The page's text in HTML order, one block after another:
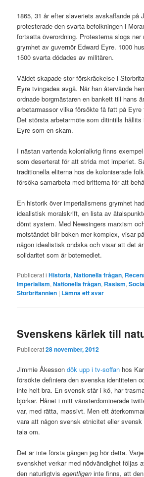
1865, 31 år efter slaveriets avskaffande på
protesterade den svarta befolkningen i
fortsatta överordning. Protesterna slogs ner
grymhet av guvernör Edward Eyre. 1000
1500 svarta dödades av militären.
Våldet skapade stor förskräckelse i
Eyre tvingades avgå. När han återvände
ordnade borgmästaren en bankett till hans
arbetarmassor vilka försökte få fatt på
Det största arbetarmöte som ditintills hållits
Eyre som en skam.
I nästan vartenda kolonialkrig finns
som deserterat för att strida mot imperiet.
traditionella eliterna hos de koloniserade
försöka samarbeta med britterna för att
En historik över imperialismens grymhet
idealistisk moralskrift, en lista av
dömt system. Med Newsingers marxism
motståndet blir boken mer komplex, visar
någon idealistisk ondska och visar att det
solidaritet som är botemedlet.
Publicerat i Historia,Nationella frågan,
Imperialism,Nationella frågan, Rasism,
Storbritannien | Lämna ett svar
Svenskens kärlek till
Publicerat28 november, 2012
Jimmie Åkessondök upp i tv-soffan hos
försökte definiera den svenska identiteten
inte helt bra. En svensk står i kö, har
björkar. Hånet i mitt vänsterdominerade
var, med rätta, massivt. Men ett
vara att någon svensk etnicitet eller
tala om.
Det är inte första gången jag hör detta.
svenskhet verkar med nödvändighet följas
den naturligtvisegentligen inte finns, att